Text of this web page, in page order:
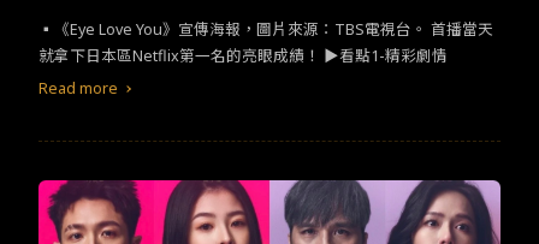
▪︎《Eye Love You​》宣傳海報，圖片來源：​TBS​電視台。​ ​​首播當天
就拿下日本區​Netflix​第一名的亮眼成績！​ ​​▶看點​1-​精彩劇情​
Read more